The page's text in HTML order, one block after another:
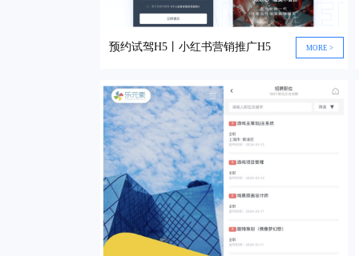
预约试驾H5丨小红书营销推广H5 MORE >